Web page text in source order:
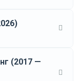
(2017 —